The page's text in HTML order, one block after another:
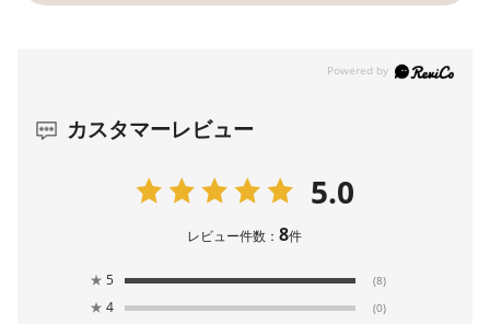
カスタマーレビュー
5.0
レビュー件数：8件
★ 5 (8)
★ 4 (0)